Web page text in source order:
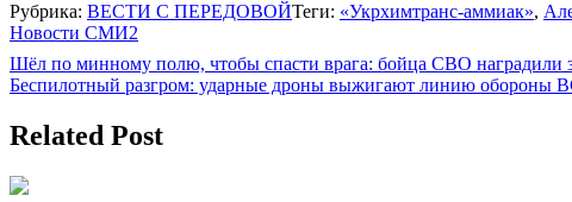
Рубрика: ВЕСТИ С ПЕРЕДОВОЙТеги: «Укрхимтранс-аммиак»,
Новости СМИ2
Навигация
по
записям
Шёл по минному полю, чтобы спасти врага: бойца СВО наградили
Беспилотный разгром: ударные дроны выжигают линию обороны
Related Post